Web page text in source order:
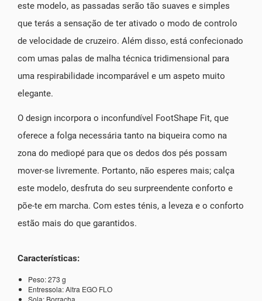
este modelo, as passadas serão tão suaves e simples
que terás a sensação de ter ativado o modo de controlo
de velocidade de cruzeiro. Além disso, está confecionado
com umas palas de malha técnica tridimensional para
uma respirabilidade incomparável e um aspeto muito
elegante.
O design incorpora o inconfundível FootShape Fit, que
oferece a folga necessária tanto na biqueira como na
zona do mediopé para que os dedos dos pés possam
mover-se livremente. Portanto, não esperes mais; calça
este modelo, desfruta do seu surpreendente conforto e
põe-te em marcha. Com estes ténis, a leveza e o conforto
estão mais do que garantidos.
Características:
Peso: 273 g
Entressola: Altra EGO FLO